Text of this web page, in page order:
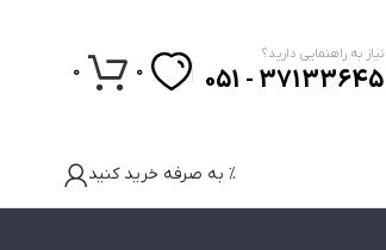
نیاز به راهنمایی دارید؟
37133645 - 051
0
0
% به صرفه خرید کنید